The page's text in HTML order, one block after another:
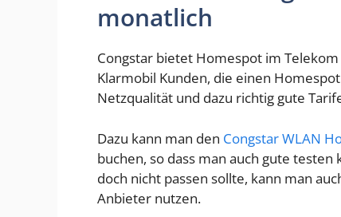
monatlich
Congstar bietet Homespot im
Klarmobil Kunden, die einen
Netzqualität und dazu richtig gute
Dazu kann man den Congstar WLAN
buchen, so dass man auch gute testen
doch nicht passen sollte, kann man
Anbieter nutzen.